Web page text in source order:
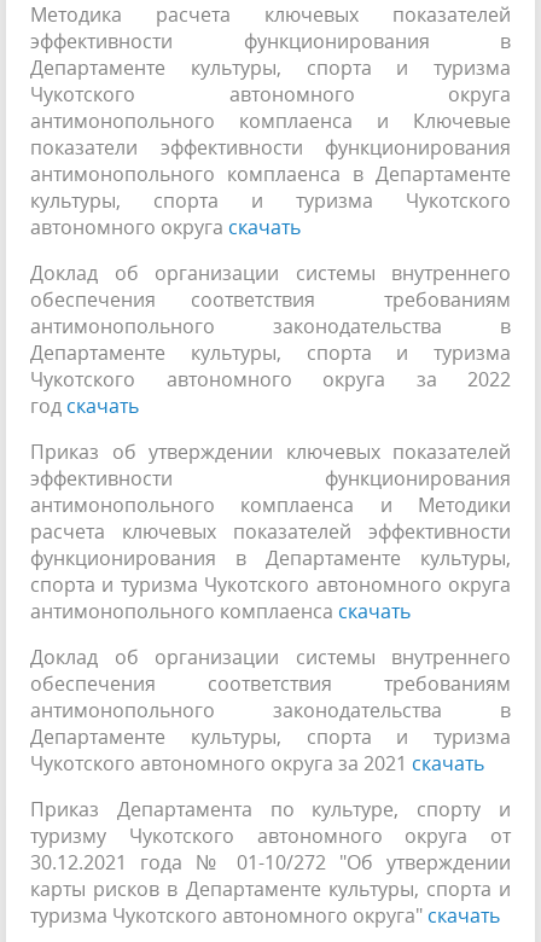
Методика расчета ключевых показателей
эффективности функционирования в
Департаменте культуры, спорта и туризма
Чукотского автономного округа
антимонопольного комплаенса и Ключевые
показатели эффективности функционирования
антимонопольного комплаенса в Департаменте
культуры, спорта и туризма Чукотского
автономного округа скачать
Доклад об организации системы внутреннего
обеспечения соответствия требованиям
антимонопольного законодательства в
Департаменте культуры, спорта и туризма
Чукотского автономного округа за 2022
год скачать
Приказ об утверждении ключевых показателей
эффективности функционирования
антимонопольного комплаенса и Методики
расчета ключевых показателей эффективности
функционирования в Департаменте культуры,
спорта и туризма Чукотского автономного округа
антимонопольного комплаенса скачать
Доклад об организации системы внутреннего
обеспечения соответствия требованиям
антимонопольного законодательства в
Департаменте культуры, спорта и туризма
Чукотского автономного округа за 2021 скачать
Приказ Департамента по культуре, спорту и
туризму Чукотского автономного округа от
30.12.2021 года № 01-10/272 "Об утверждении
карты рисков в Департаменте культуры, спорта и
туризма Чукотского автономного округа" скачать